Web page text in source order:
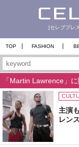
[セレブプレ
TOP FASHION
「Martin Lawrence」
主演
レン